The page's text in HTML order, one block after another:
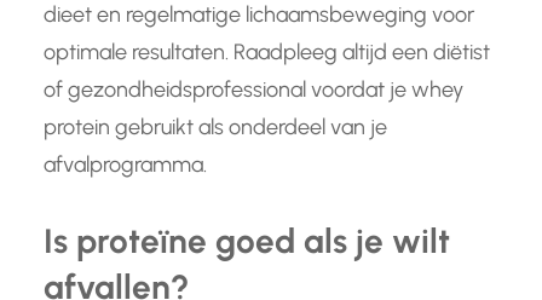
dieet en regelmatige lichaamsbeweging voor
optimale resultaten. Raadpleeg altijd een diëtist
of gezondheidsprofessional voordat je whey
protein gebruikt als onderdeel van je
afvalprogramma.
Is proteïne goed als je wilt
afvallen?